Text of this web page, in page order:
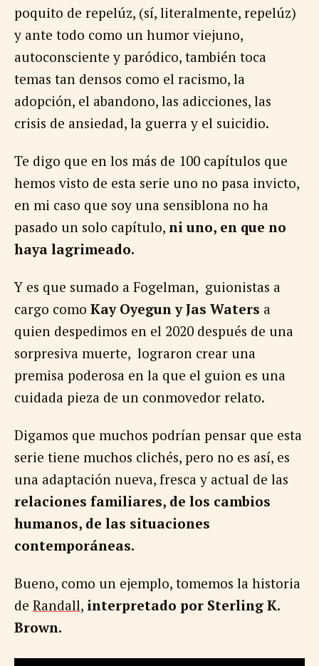
poquito de repelúz, (sí, literalmente, repelúz)
y ante todo como un humor viejuno,
autoconsciente y paródico, también toca
temas tan densos como el racismo, la
adopción, el abandono, las adicciones, las
crisis de ansiedad, la guerra y el suicidio.
Te digo que en los más de 100 capítulos que
hemos visto de esta serie uno no pasa invicto,
en mi caso que soy una sensiblona no ha
pasado un solo capítulo, ni uno, en que no
haya lagrimeado.
Y es que sumado a Fogelman, guionistas a
cargo como Kay Oyegun y Jas Waters a
quien despedimos en el 2020 después de una
sorpresiva muerte, lograron crear una
premisa poderosa en la que el guion es una
cuidada pieza de un conmovedor relato.
Digamos que muchos podrían pensar que esta
serie tiene muchos clichés, pero no es así, es
una adaptación nueva, fresca y actual de las
relaciones familiares, de los cambios
humanos, de las situaciones
contemporáneas.
Bueno, como un ejemplo, tomemos la historia
de Randall, interpretado por Sterling K.
Brown.